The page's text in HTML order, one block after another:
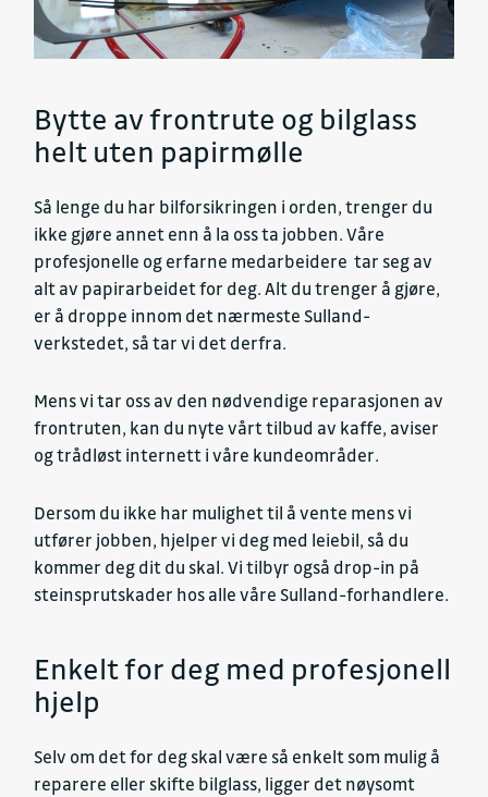
Bytte av frontrute og bilglass
helt uten papirmølle
Så lenge du har bilforsikringen i orden, trenger du
ikke gjøre annet enn å la oss ta jobben. Våre
profesjonelle og erfarne medarbeidere tar seg av
alt av papirarbeidet for deg. Alt du trenger å gjøre,
er å droppe innom det nærmeste Sulland-
verkstedet, så tar vi det derfra.
Mens vi tar oss av den nødvendige reparasjonen av
frontruten, kan du nyte vårt tilbud av kaffe, aviser
og trådløst internett i våre kundeområder.
Dersom du ikke har mulighet til å vente mens vi
utfører jobben, hjelper vi deg med leiebil, så du
kommer deg dit du skal. Vi tilbyr også drop-in på
steinsprutskader hos alle våre Sulland-forhandlere.
Enkelt for deg med profesjonell
hjelp
Selv om det for deg skal være så enkelt som mulig å
reparere eller skifte bilglass, ligger det nøysomt